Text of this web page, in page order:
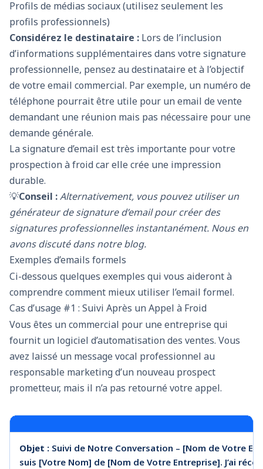
Profils de médias sociaux (utilisez seulement les
profils professionnels)
Considérez le destinataire : Lors de l’inclusion
d’informations supplémentaires dans votre signature
professionnelle, pensez au destinataire et à l’objectif
de votre email commercial. Par exemple, un numéro de
téléphone pourrait être utile pour un email de vente
demandant une réunion mais pas nécessaire pour une
demande générale.
La signature d’email est très importante pour votre
prospection à froid car elle crée une impression
durable.
💡Conseil :Alternativement, vous pouvez utiliser un
générateur de signature d’email pour créer des
signatures professionnelles instantanément. Nous en
avons discuté dans notre blog.
Exemples d’emails formels
Ci-dessous quelques exemples qui vous aideront à
comprendre comment mieux utiliser l’email formel.
Cas d’usage #1 : Suivi Après un Appel à Froid
Vous êtes un commercial pour une entreprise qui
fournit un logiciel d’automatisation des ventes. Vous
avez laissé un message vocal professionnel au
responsable marketing d’un nouveau prospect
prometteur, mais il n’a pas retourné votre appel.
Objet : Suivi de Notre Conversation – [Nom de Votre
suis [Votre Nom] de [Nom de Votre Entreprise]. J’ai